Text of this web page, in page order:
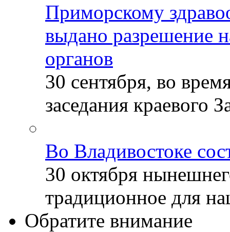
Приморскому
выдано разрешение
органов
30 сентября, во
заседания краевого
Во Владивостоке
30 октября
традиционное для
Обратите внимание